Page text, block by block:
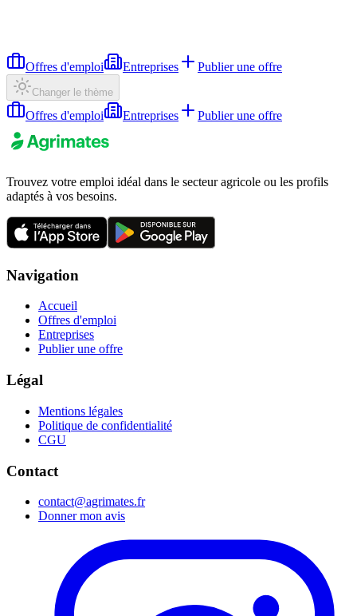
Offres d'emploi Entreprises Publier une offre
Changer le thème
Offres d'emploi Entreprises Publier une offre
Trouvez votre emploi idéal dans le secteur agricole ou les profils
adaptés à vos besoins.
Navigation
Accueil
Offres d'emploi
Entreprises
Publier une offre
Légal
Mentions légales
Politique de confidentialité
CGU
Contact
contact@agrimates.fr
Donner mon avis